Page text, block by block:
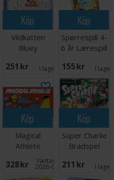
Köp
Vildkatten
Bluey
251 SEK I lager:
Köp
Spørrespill 4-
6 år Lærespill
155 SEK I lager:
Köp
Magical
Athlete
Brädspel
328 SEK Väntas in:
2026-09-30
Köp
Super Charlie
Brädspel
211 SEK I lager: